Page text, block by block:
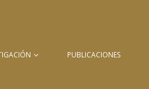
PUBLICACIONES